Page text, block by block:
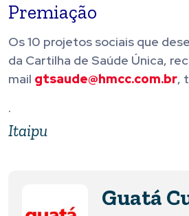
Premiação
Os 10 projetos sociais que
da Cartilha de Saúde Única,
mail gtsaude@hmcc.com.br,
.
Itaipu
Guatá